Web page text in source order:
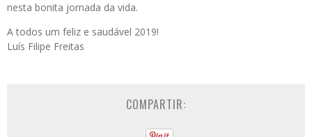
nesta bonita jornada da vida.
A todos um feliz e saudável 2019!
Luís Filipe Freitas
COMPARTIR: